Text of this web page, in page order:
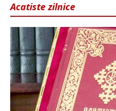
Acatiste zilnice